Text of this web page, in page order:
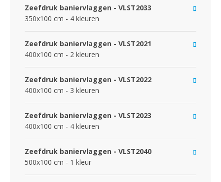
Zeefdruk baniervlaggen - VLST2033
350x100 cm - 4 kleuren
Zeefdruk baniervlaggen - VLST2021
400x100 cm - 2 kleuren
Zeefdruk baniervlaggen - VLST2022
400x100 cm - 3 kleuren
Zeefdruk baniervlaggen - VLST2023
400x100 cm - 4 kleuren
Zeefdruk baniervlaggen - VLST2040
500x100 cm - 1 kleur